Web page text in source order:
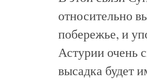
относительно
побережье, и
Астурии очень
высадка будет